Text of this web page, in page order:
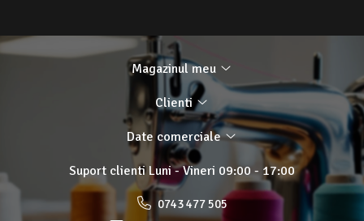
Magazinul meu
Clienti
Date comerciale
Suport clienti Luni - Vineri 09:00 - 17:00
0743 477 505